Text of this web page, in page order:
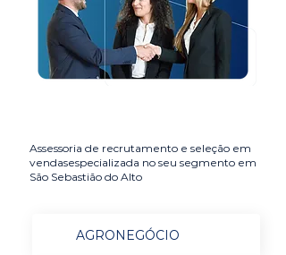
Assessoria de recrutamento e seleção em
vendasespecializada no seu segmento em
São Sebastião do Alto
AGRONEGÓCIO